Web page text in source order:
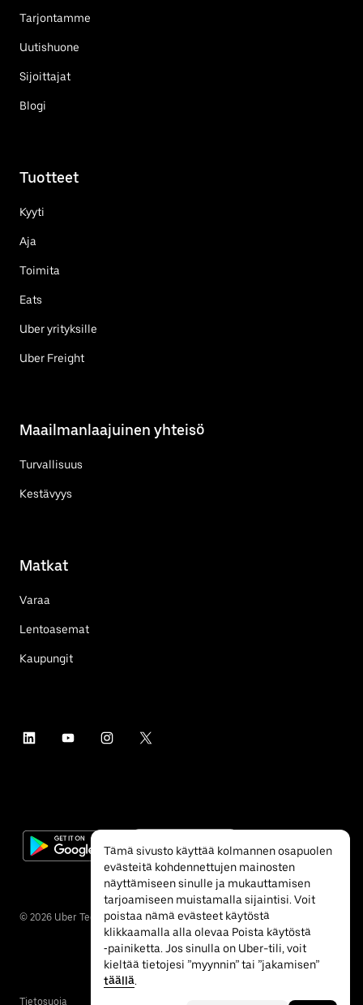
Tarjontamme
Uutishuone
Sijoittajat
Blogi
Tuotteet
Kyyti
Aja
Toimita
Eats
Uber yrityksille
Uber Freight
Maailmanlaajuinen yhteisö
Turvallisuus
Kestävyys
Matkat
Varaa
Lentoasemat
Kaupungit
© 2026 Uber Technologies Inc.
Tietosuoja
Tämä sivusto käyttää kolmannen osapuolen
evästeitä kohdennettujen mainosten
näyttämiseen sinulle ja mukauttamisen
tarjoamiseen muistamalla sijaintisi. Voit
poistaa nämä evästeet käytöstä
klikkaamalla alla olevaa Poista käytöstä
‐painiketta. Jos sinulla on Uber-tili, voit
kieltää tietojesi ”myynnin” tai ”jakamisen”
täällä.